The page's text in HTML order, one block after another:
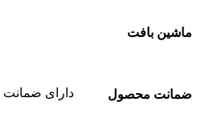
ماشین بافت
ضمانت محصول
دارای ضمانت